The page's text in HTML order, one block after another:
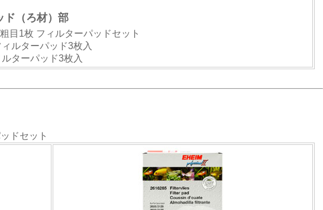
ド（ろ材）部
目1枚 フィルターパッドセット
ルターパッド3枚入
ターパッド3枚入
ドセット